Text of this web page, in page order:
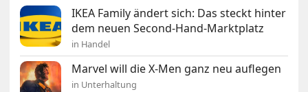
IKEA Family ändert sich: Das steckt hinter
dem neuen Second-Hand-Marktplatz
in Handel
Marvel will die X-Men ganz neu auflegen
in Unterhaltung